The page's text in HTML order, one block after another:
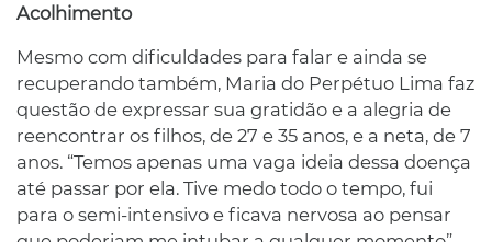
Acolhimento
Mesmo com dificuldades para falar e ainda se
recuperando também, Maria do Perpétuo Lima faz
questão de expressar sua gratidão e a alegria de
reencontrar os filhos, de 27 e 35 anos, e a neta, de 7
anos. “Temos apenas uma vaga ideia dessa doença
até passar por ela. Tive medo todo o tempo, fui
para o semi-intensivo e ficava nervosa ao pensar